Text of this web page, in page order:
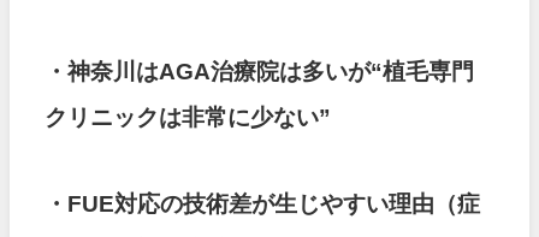
・神奈川はAGA治療院は多いが“植毛専門
クリニックは非常に少ない”
・FUE対応の技術差が生じやすい理由（症